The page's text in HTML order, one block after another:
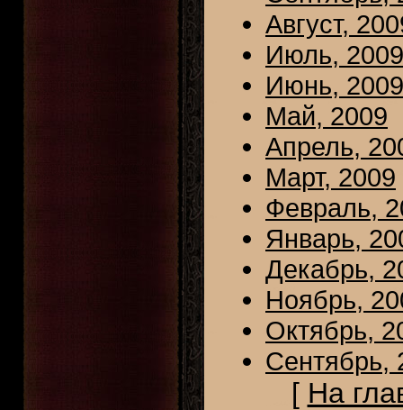
Август,
Июль, 2009
Июнь, 2009
Май, 2009
Апрель,
Март, 2009
Февраль,
Январь,
Декабрь,
Ноябрь,
Октябрь,
Сентябрь,
[ На